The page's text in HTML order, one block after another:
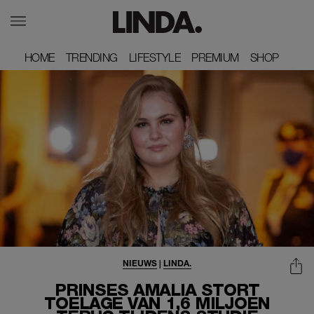
HOME
HOME TRENDING
TRENDING LIFESTYLE
LIFESTYLE PREMIUM
PREMIUM SHOP
SHOP
PRINSES AMALIA STORT
TOELAGE VAN 1,6 MILJOEN
NIEUWS | LINDA.